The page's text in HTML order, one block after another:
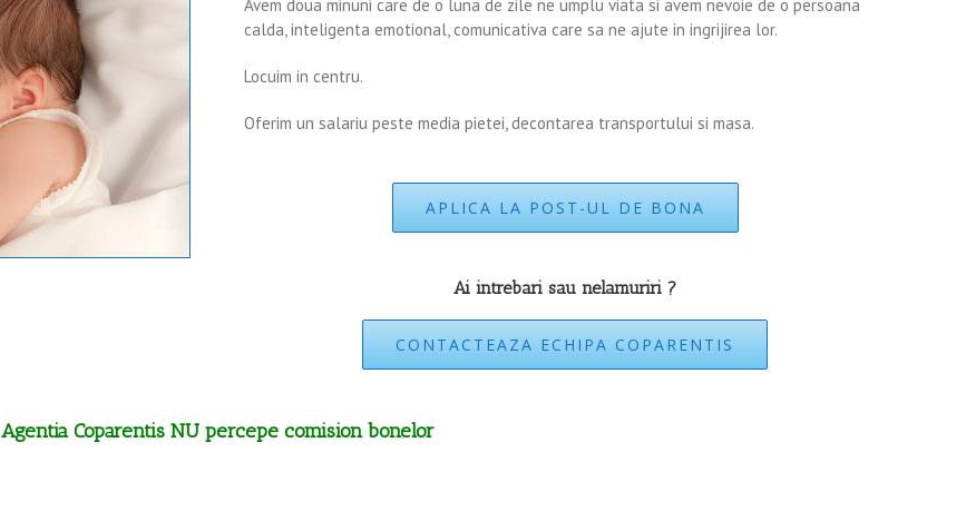
Avem doua minuni care de o luna de zile ne umplu viata si avem nevoie de o persoana
calda, inteligenta emotional, comunicativa care sa ne ajute in ingrijirea lor.
Locuim in centru.
Oferim un salariu peste media pietei, decontarea transportului si masa.
APLICA LA POST-UL DE BONA
Ai intrebari sau nelamuriri ?
CONTACTEAZA ECHIPA COPARENTIS
Agentia Coparentis NU percepe comision bonelor